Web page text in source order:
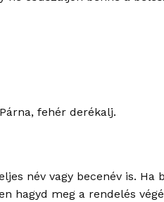
fehér derékalj.
név vagy becenév is. Ha
hagyd meg a rendelés